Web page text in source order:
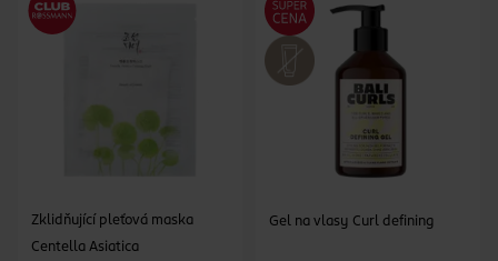
Zklidňující pleťová maska
Centella Asiatica
Gel na vlasy Curl defining